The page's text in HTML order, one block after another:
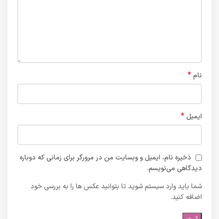
نام *
ایمیل *
ذخیره نام، ایمیل و وبسایت من در مرورگر برای زمانی که دوباره
دیدگاهی می‌نویسم.
شما باید وارد سیستم شوید تا بتوانید عکس ها را به بررسی خود
اضافه کنید.